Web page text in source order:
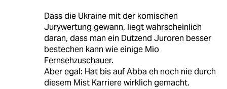
Dass die Ukraine mit der komischen
Jurywertung gewann, liegt wahrscheinlich
daran, dass man ein Dutzend Juroren besser
bestechen kann wie einige Mio
Fernsehzuschauer.
Aber egal: Hat bis auf Abba eh noch nie durch
diesem Mist Karriere wirklich gemacht.